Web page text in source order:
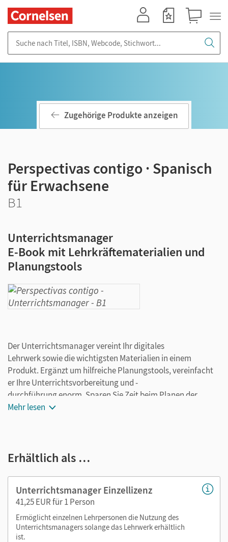
Zugehörige Produkte anzeigen
Perspectivas contigo · Spanisch
für Erwachsene
B1
Unterrichtsmanager
E-Book mit Lehrkräftematerialien und
Planungstools
Der Unterrichtsmanager vereint Ihr digitales
Lehrwerk sowie die wichtigsten Materialien in einem
Produkt. Ergänzt um hilfreiche Planungstools, vereinfacht
er Ihre Unterrichtsvorbereitung und -
durchführung enorm. Sparen Sie Zeit beim Planen der
Stunden und fügen Sie auch eigene Materialien ganz leicht
Libro del profesor mit Lösungen
Audios
Videos
Arbeitsblätter und Kopiervorlagen
Transkripte zu Audios und Videos
Mehr lesen
Erhältlich als …
Unterrichtsmanager Einzellizenz
41,25 EUR für 1 Person
Ermöglicht einzelnen Lehrpersonen die Nutzung des
Unterrichtsmanagers solange das Lehrwerk erhältlich
ist.